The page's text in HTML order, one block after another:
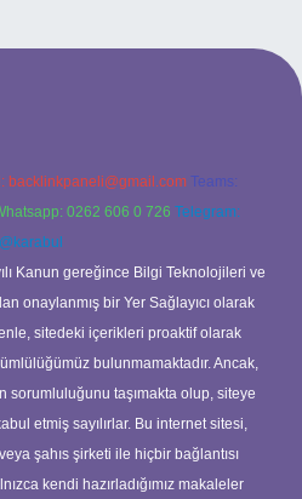
backlinkpaneli@gmail.com Teams:
0262 606 0 726 Telegram:
@karabul
Kanun gereğince Bilgi Teknolojileri ve
onaylanmış bir Yer Sağlayıcı olarak
sitedeki içerikleri proaktif olarak
bulunmamaktadır. Ancak,
sorumluluğunu taşımakta olup, siteye
etmiş sayılırlar. Bu internet sitesi,
şahıs şirketi ile hiçbir bağlantısı
kendi hazırladığımız makaleler